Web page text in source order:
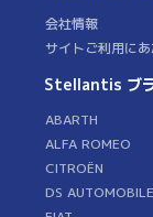
会社情報
サイトご利用に
Stellantis ブ
ABARTH
ALFA ROMEO
CITROËN
DS